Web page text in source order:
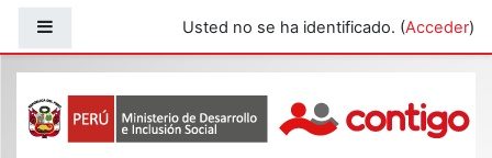
Usted no se ha identificado. (Acceder)